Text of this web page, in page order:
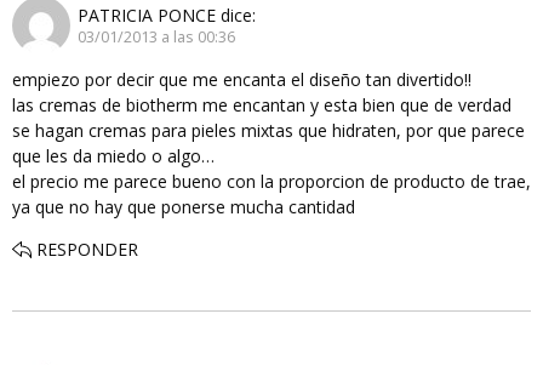
PATRICIA PONCE dice:
03/01/2013 a las 00:36
empiezo por decir que me encanta el diseño tan divertido!!
las cremas de biotherm me encantan y esta bien que de verdad
se hagan cremas para pieles mixtas que hidraten, por que parece
que les da miedo o algo…
el precio me parece bueno con la proporcion de producto de trae,
ya que no hay que ponerse mucha cantidad
RESPONDER